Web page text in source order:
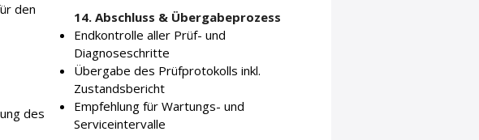
14. Abschluss & Übergabeprozess
Endkontrolle aller Prüf- und
Diagnoseschritte
Übergabe des Prüfprotokolls inkl.
Zustandsbericht
Empfehlung für Wartungs- und
Serviceintervalle
den
des